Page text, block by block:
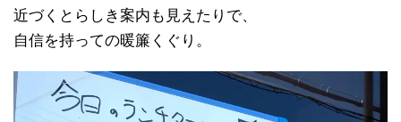
近づくとらしき案内も見えたりで、
自信を持っての暖簾くぐり。